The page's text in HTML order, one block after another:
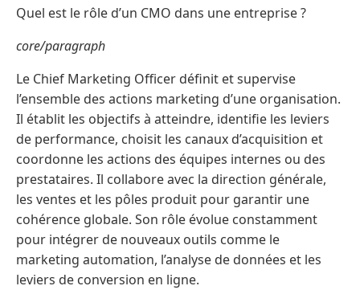
Quel est le rôle d’un CMO dans une entreprise ?
core/paragraph
Le Chief Marketing Officer définit et supervise
l’ensemble des actions marketing d’une organisation.
Il établit les objectifs à atteindre, identifie les leviers
de performance, choisit les canaux d’acquisition et
coordonne les actions des équipes internes ou des
prestataires. Il collabore avec la direction générale,
les ventes et les pôles produit pour garantir une
cohérence globale. Son rôle évolue constamment
pour intégrer de nouveaux outils comme le
marketing automation, l’analyse de données et les
leviers de conversion en ligne.